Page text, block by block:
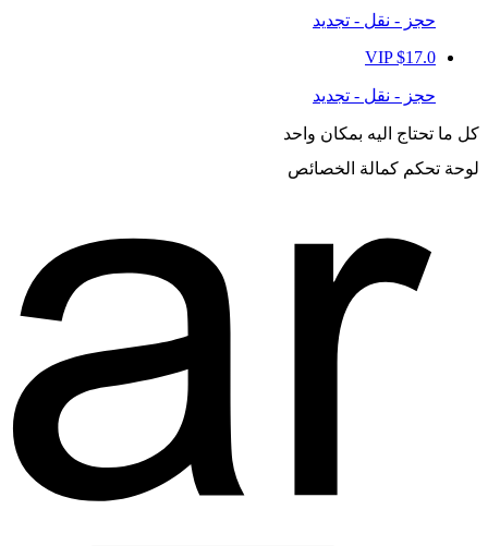
حجز - نقل - تجديد
VIP$17.0
حجز - نقل - تجديد
كل ما تحتاج اليه بمكان واحد
لوحة تحكم كمالة الخصائص